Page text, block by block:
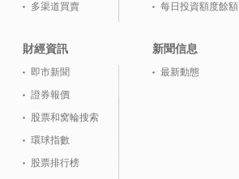
多渠道買賣
財經資訊
即市新聞
證券報價
股票和窝輪搜索
環球指數
股票排行榜
每日投資額度餘額
新聞信息
最新動態